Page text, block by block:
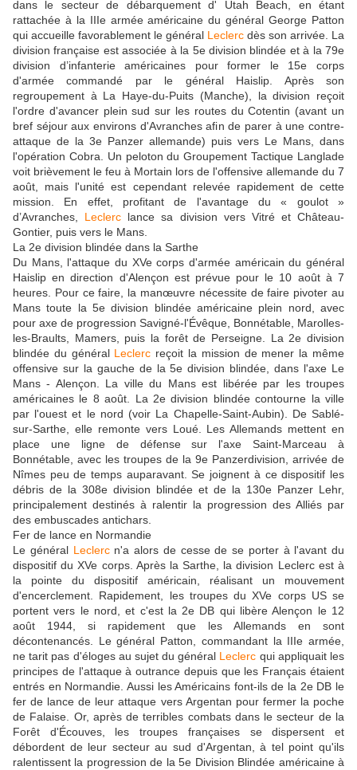
dans le secteur de débarquement d' Utah Beach, en étant
rattachée à la IIIe armée américaine du général George Patton
qui accueille favorablement le général Leclerc dès son arrivée. La
division française est associée à la 5e division blindée et à la 79e
division d’infanterie américaines pour former le 15e corps
d'armée commandé par le général Haislip. Après son
regroupement à La Haye-du-Puits (Manche), la division reçoit
l'ordre d'avancer plein sud sur les routes du Cotentin (avant un
bref séjour aux environs d'Avranches afin de parer à une contre-
attaque de la 3e Panzer allemande) puis vers Le Mans, dans
l'opération Cobra. Un peloton du Groupement Tactique Langlade
voit brièvement le feu à Mortain lors de l'offensive allemande du 7
août, mais l'unité est cependant relevée rapidement de cette
mission. En effet, profitant de l'avantage du « goulot »
d’Avranches, Leclerc lance sa division vers Vitré et Château-
Gontier, puis vers le Mans.
La 2e division blindée dans la Sarthe
Du Mans, l'attaque du XVe corps d'armée américain du général
Haislip en direction d'Alençon est prévue pour le 10 août à 7
heures. Pour ce faire, la manœuvre nécessite de faire pivoter au
Mans toute la 5e division blindée américaine plein nord, avec
pour axe de progression Savigné-l'Évêque, Bonnétable, Marolles-
les-Braults, Mamers, puis la forêt de Perseigne. La 2e division
blindée du général Leclerc reçoit la mission de mener la même
offensive sur la gauche de la 5e division blindée, dans l'axe Le
Mans - Alençon. La ville du Mans est libérée par les troupes
américaines le 8 août. La 2e division blindée contourne la ville
par l'ouest et le nord (voir La Chapelle-Saint-Aubin). De Sablé-
sur-Sarthe, elle remonte vers Loué. Les Allemands mettent en
place une ligne de défense sur l'axe Saint-Marceau à
Bonnétable, avec les troupes de la 9e Panzerdivision, arrivée de
Nîmes peu de temps auparavant. Se joignent à ce dispositif les
débris de la 308e division blindée et de la 130e Panzer Lehr,
principalement destinés à ralentir la progression des Alliés par
des embuscades antichars.
Fer de lance en Normandie
Le général Leclercn'a alors de cesse de se porter à l'avant du
dispositif du XVe corps. Après la Sarthe, la division Leclerc est à
la pointe du dispositif américain, réalisant un mouvement
d'encerclement. Rapidement, les troupes du XVe corps US se
portent vers le nord, et c'est la 2e DB qui libère Alençon le 12
août 1944, si rapidement que les Allemands en sont
décontenancés. Le général Patton, commandant la IIIe armée,
ne tarit pas d'éloges au sujet du général Leclerc qui appliquait les
principes de l'attaque à outrance depuis que les Français étaient
entrés en Normandie. Aussi les Américains font-ils de la 2e DB le
fer de lance de leur attaque vers Argentan pour fermer la poche
de Falaise. Or, après de terribles combats dans le secteur de la
Forêt d'Écouves, les troupes françaises se dispersent et
débordent de leur secteur au sud d'Argentan, à tel point qu'ils
ralentissent la progression de la 5e Division Blindée américaine à